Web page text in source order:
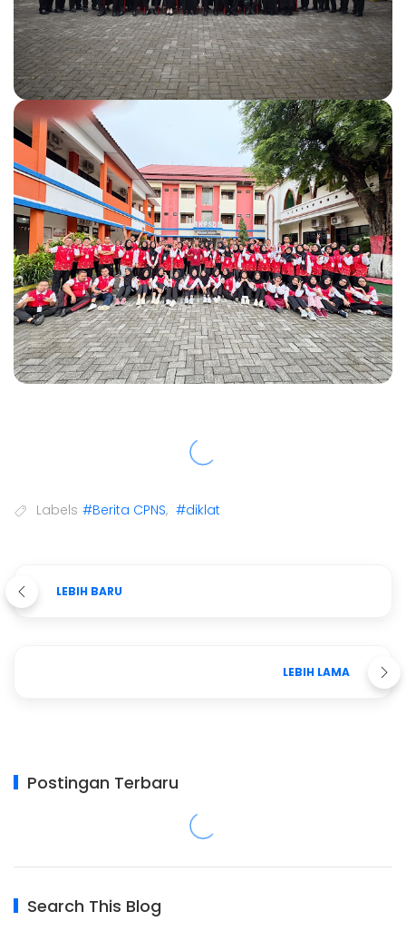
Labels #Berita CPNS, #diklat
LEBIH BARU
LEBIH LAMA
Postingan Terbaru
Search This Blog